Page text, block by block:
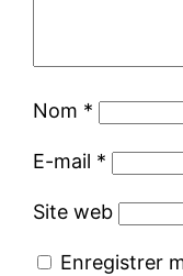
Nom *
E-mail *
Site web
Enregistrer